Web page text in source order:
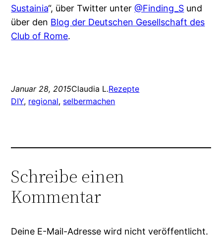
Sustainia“, über Twitter unter@Finding_S und
über den Blog der Deutschen Gesellschaft des
Club of Rome.
Januar 28, 2015Claudia L.Rezepte
DIY, regional, selbermachen
Schreibe einen
Kommentar
Deine E-Mail-Adresse wird nicht veröffentlicht.